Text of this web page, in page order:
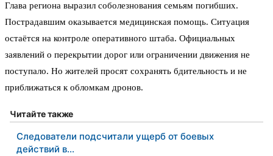
Глава региона выразил соболезнования семьям погибших.
Пострадавшим оказывается медицинская помощь. Ситуация
остаётся на контроле оперативного штаба. Официальных
заявлений о перекрытии дорог или ограничении движения не
поступало. Но жителей просят сохранять бдительность и не
приближаться к обломкам дронов.
Читайте также
Следователи подсчитали ущерб от боевых
действий в…